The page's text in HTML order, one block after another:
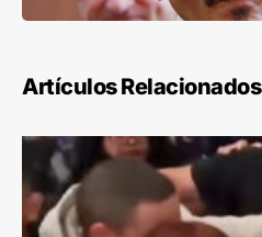
Artículos Relacionados